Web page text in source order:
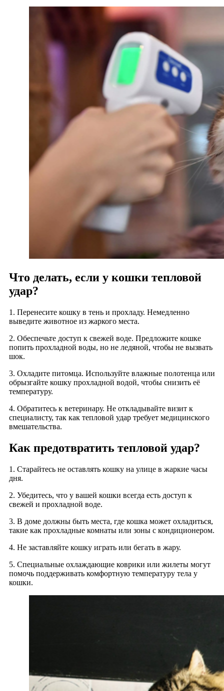
Что делать, если у кошки тепловой
удар?
1. Перенесите кошку в тень и прохладу. Немедленно
выведите животное из жаркого места.
2. Обеспечьте доступ к свежей воде. Предложите кошке
попить прохладной воды, но не ледяной, чтобы не вызвать
шок.
3. Охладите питомца. Используйте влажные полотенца или
обрызгайте кошку прохладной водой, чтобы снизить её
температуру.
4. Обратитесь к ветеринару. Не откладывайте визит к
специалисту, так как тепловой удар требует медицинского
вмешательства.
Как предотвратить тепловой удар?
1. Старайтесь не оставлять кошку на улице в жаркие часы
дня.
2. Убедитесь, что у вашей кошки всегда есть доступ к
свежей и прохладной воде.
3. В доме должны быть места, где кошка может охладиться,
такие как прохладные комнаты или зоны с кондиционером.
4. Не заставляйте кошку играть или бегать в жару.
5. Специальные охлаждающие коврики или жилеты могут
помочь поддерживать комфортную температуру тела у
кошки.